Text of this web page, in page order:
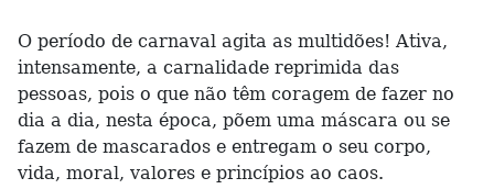
O período de carnaval agita as multidões! Ativa,
intensamente, a carnalidade reprimida das
pessoas, pois o que não têm coragem de fazer no
dia a dia, nesta época, põem uma máscara ou se
fazem de mascarados e entregam o seu corpo,
vida, moral, valores e princípios ao caos.